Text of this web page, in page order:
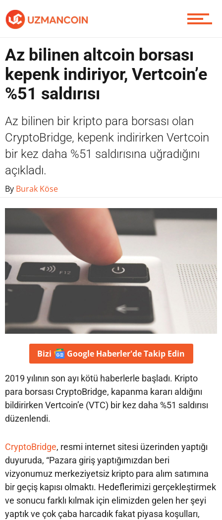
Piyasa
Soru Sor
Contact / İletişim
Az bilinen altcoin borsası
kepenk indiriyor, Vertcoin’e
%51 saldırısı
Az bilinen bir kripto para borsası olan
CryptoBridge, kepenk indirirken Vertcoin
bir kez daha %51 saldırısına uğradığını
açıkladı.
By Burak Köse
Bizi Google Haberler'deTakip Edin
2019 yılının son ayı kötü haberlerle başladı. Kripto
para borsası CryptoBridge, kapanma kararı aldığını
bildirirken Vertcoin’e (VTC) bir kez daha %51 saldırısı
düzenlendi.
CryptoBridge, resmi internet sitesi üzerinden yaptığı
duyuruda, “Pazara giriş yaptığımızdan beri
vizyonumuz merkeziyetsiz kripto para alım satımına
bir geçiş kapısı olmaktı. Hedeflerimizi gerçekleştirmek
ve sonucu farklı kılmak için elimizden gelen her şeyi
yaptık ve çok çaba harcadık fakat piyasa koşulları,